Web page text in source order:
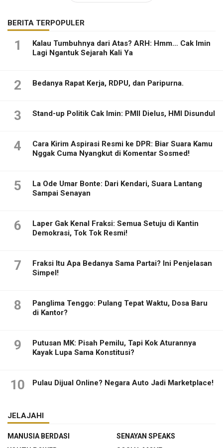
BERITA TERPOPULER
1
Kalau Tumbuhnya dari Atas? ARH: Hmm… Cak Imin
Lagi Ngantuk Sejarah Kali Ya
2 Bedanya Rapat Kerja, RDPU, dan Paripurna.
3 Stand-up Politik Cak Imin: PMII Dielus, HMI Disundul
4
Cara Kirim Aspirasi Resmi ke DPR: Biar Suara Kamu
Nggak Cuma Nyangkut di Komentar Sosmed!
5
La Ode Umar Bonte: Dari Kendari, Suara Lantang
Sampai Senayan
6
Laper Gak Kenal Fraksi: Semua Setuju di Kantin
Demokrasi, Tok Tok Resmi!
7
Fraksi Itu Apa Bedanya Sama Partai? Ini Penjelasan
Simpel!
8
Panglima Tenggo: Pulang Tepat Waktu, Dosa Baru
di Kantor?
9
Putusan MK: Pisah Pemilu, Tapi Kok Aturannya
Kayak Lupa Sama Konstitusi?
10 Pulau Dijual Online? Negara Auto Jadi Marketplace!
JELAJAHI
MANUSIA BERDASI
SENAYAN SPEAKS